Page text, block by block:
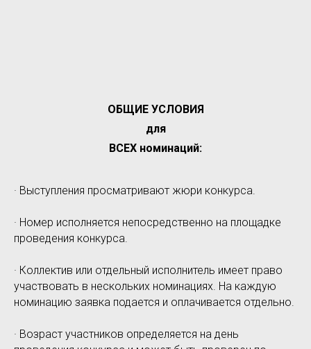
ОБЩИЕ УСЛОВИЯ
для
ВСЕХ номинаций:
· Выступления просматривают жюри конкурса.
· Номер исполняется непосредственно на площадке
проведения конкурса.
· Коллектив или отдельный исполнитель имеет право
участвовать в нескольких номинациях. На каждую
номинацию заявка подается и оплачивается отдельно.
· Возраст участников определяется на день